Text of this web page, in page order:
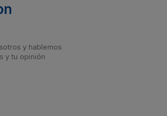
y hablemos
y tu opinión